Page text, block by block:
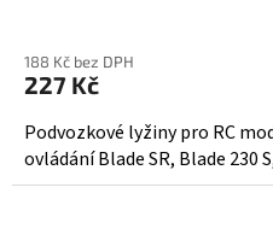
188 Kč bez DPH
227 Kč
Podvozkové lyžiny pro RC
ovládání Blade SR, Blade 230